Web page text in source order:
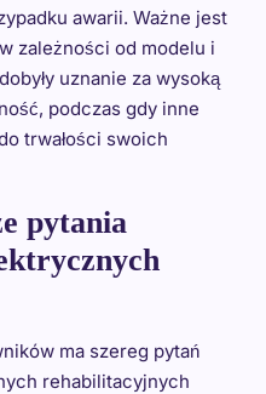
awarii. Ważne jest
zależności od modelu i
uznanie za wysoką
podczas gdy inne
trwałości swoich
pytania
ma szereg pytań
rehabilitacyjnych